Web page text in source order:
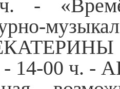
-
- 14-00 ч. -